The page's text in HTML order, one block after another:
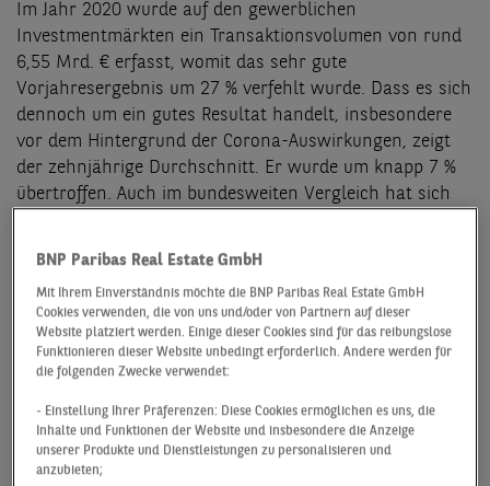
Im Jahr 2020 wurde auf den gewerblichen
Investmentmärkten ein Transaktionsvolumen von rund
6,55 Mrd. € erfasst, womit das sehr gute
Vorjahresergebnis um 27 % verfehlt wurde. Dass es sich
dennoch um ein gutes Resultat handelt, insbesondere
vor dem Hintergrund der Corona-Auswirkungen, zeigt
der zehnjährige Durchschnitt. Er wurde um knapp 7 %
übertroffen. Auch im bundesweiten Vergleich hat sich
knapp 5,2 Mrd. € um ein Drittel zurückgegangen sind,
konnten anteilig eingerechnete Portfolioverkäufe (1,35
Mrd. €) um über 10 % zulegen. Getrieben wurde diese
Entwicklung insbesondere durch die TLG-Übernahme
durch Aroundtown und den Verkauf der Godewind-
Anteile an Covivio. Insgesamt konnten 16 Ankäufe im
dreistelligen Millionenbereich gezählt werden, von
BNP Paribas Real Estate GmbH
Mit Ihrem Einverständnis möchte die BNP Paribas Real Estate GmbH
Cookies verwenden, die von uns und/oder von Partnern auf dieser
Website platziert werden. Einige dieser Cookies sind für das reibungslose
Funktionieren dieser Website unbedingt erforderlich. Andere werden für
die folgenden Zwecke verwendet:
- Einstellung Ihrer Präferenzen: Diese Cookies ermöglichen es uns, die
Inhalte und Funktionen der Website und insbesondere die Anzeige
unserer Produkte und Dienstleistungen zu personalisieren und
anzubieten;